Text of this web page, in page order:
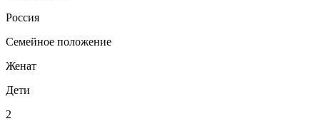
Россия
Семейное положение
Женат
Дети
2